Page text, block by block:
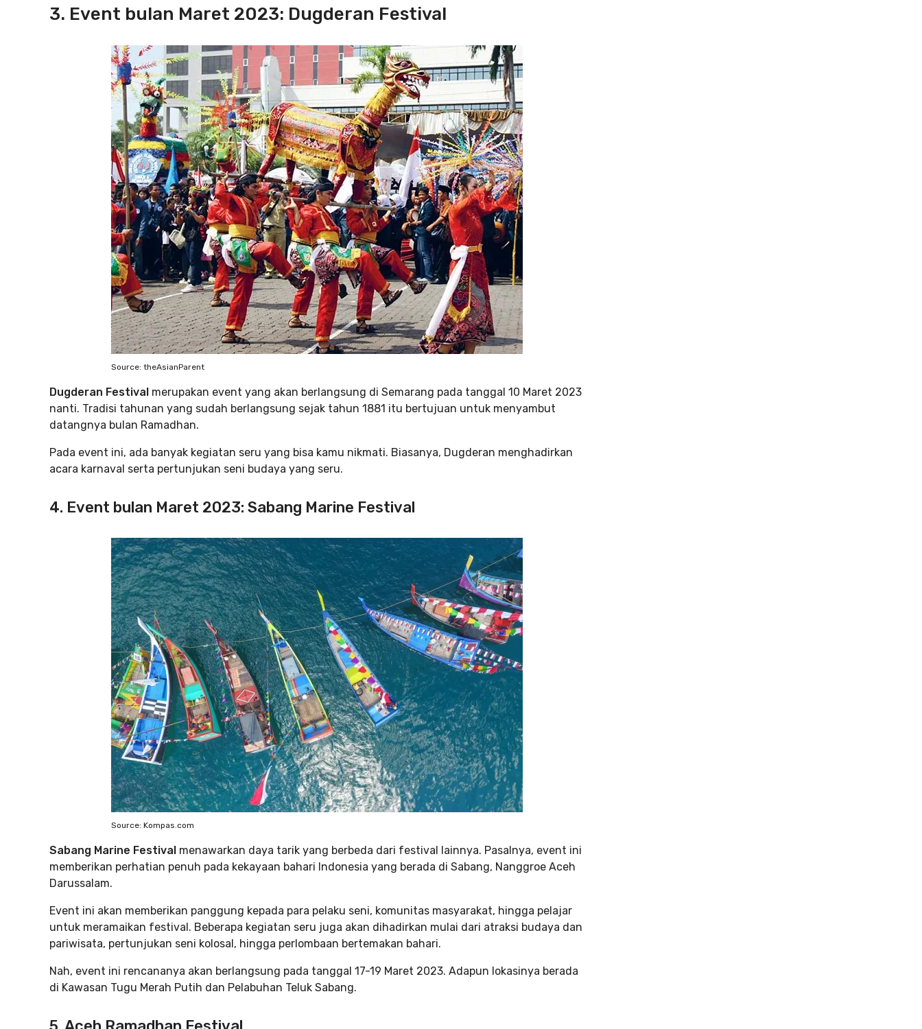
3. Event bulan Maret 2023: Dugderan Festival
Source: theAsianParent
Dugderan Festival merupakan event yang akan berlangsung di Semarang pada tanggal 10 Maret 2023
nanti. Tradisi tahunan yang sudah berlangsung sejak tahun 1881 itu bertujuan untuk menyambut
datangnya bulan Ramadhan.
Pada event ini, ada banyak kegiatan seru yang bisa kamu nikmati. Biasanya, Dugderan menghadirkan
acara karnaval serta pertunjukan seni budaya yang seru.
4. Event bulan Maret 2023: Sabang Marine Festival
Source: Kompas.com
Sabang Marine Festival menawarkan daya tarik yang berbeda dari festival lainnya. Pasalnya, event ini
memberikan perhatian penuh pada kekayaan bahari Indonesia yang berada di Sabang, Nanggroe Aceh
Darussalam.
Event ini akan memberikan panggung kepada para pelaku seni, komunitas masyarakat, hingga pelajar
untuk meramaikan festival. Beberapa kegiatan seru juga akan dihadirkan mulai dari atraksi budaya dan
pariwisata, pertunjukan seni kolosal, hingga perlombaan bertemakan bahari.
Nah, event ini rencananya akan berlangsung pada tanggal 17-19 Maret 2023. Adapun lokasinya berada
di Kawasan Tugu Merah Putih dan Pelabuhan Teluk Sabang.